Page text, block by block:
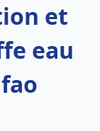
et
eau